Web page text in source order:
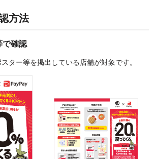
方法
で確認
ター等を掲出している店舗が対象です。